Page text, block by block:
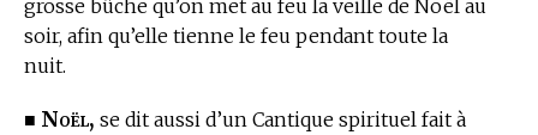
grosse bûche qu’on met au feu la veille de Noël au
soir, afin qu’elle tienne le feu pendant toute la
nuit.
■ Noël, se dit aussi d’un Cantique spirituel fait à